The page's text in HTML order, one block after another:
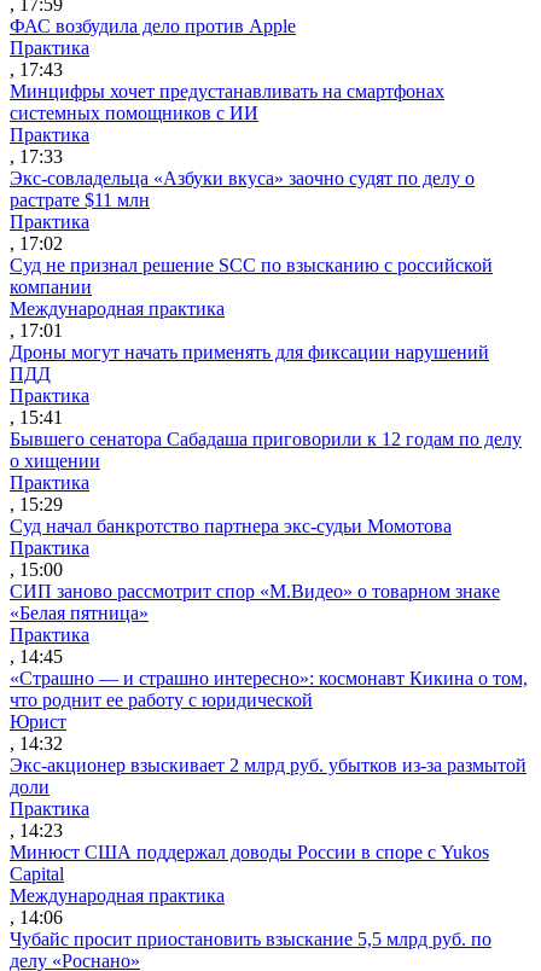
ФАС возбудила дело против Apple
Практика
, 17:43
Минцифры хочет предустанавливать на смартфонах
системных помощников с ИИ
Практика
, 17:33
Экс-совладельца «Азбуки вкуса» заочно судят по делу о
растрате $11 млн
Практика
, 17:02
Суд не признал решение SCC по взысканию с российской
компании
Международная практика
, 17:01
Дроны могут начать применять для фиксации нарушений
ПДД
Практика
, 15:41
Бывшего сенатора Сабадаша приговорили к 12 годам по делу
о хищении
Практика
, 15:29
Суд начал банкротство партнера экс-судьи Момотова
Практика
, 15:00
СИП заново рассмотрит спор «М.Видео» о товарном знаке
«Белая пятница»
Практика
, 14:45
«Страшно — и страшно интересно»: космонавт Кикина о том,
что роднит ее работу с юридической
Юрист
, 14:32
Экс-акционер взыскивает 2 млрд руб. убытков из-за размытой
доли
Практика
, 14:23
Минюст США поддержал доводы России в споре с Yukos
Capital
Международная практика
, 14:06
Чубайс просит приостановить взыскание 5,5 млрд руб. по
делу «Роснано»